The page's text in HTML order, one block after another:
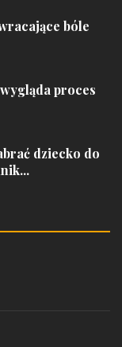
bóle
proces
dziecko do